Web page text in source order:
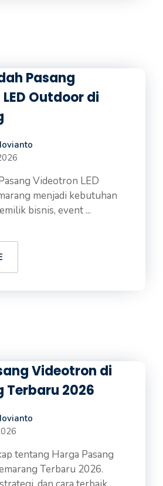
Pasang
Outdoor di
Videotron LED
menjadi kebutuhan
bisnis, event ...
Videotron di
Terbaru 2026
tentang Harga Pasang
Terbaru 2026.